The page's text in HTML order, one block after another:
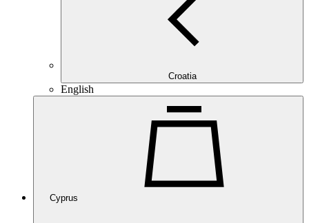
Croatia
English
Cyprus